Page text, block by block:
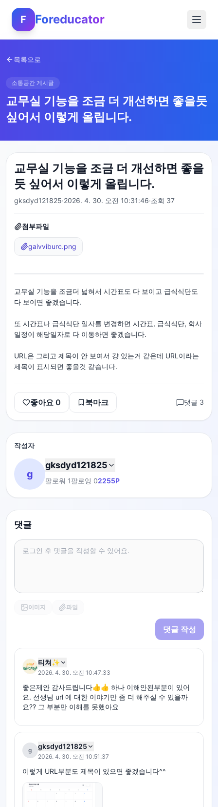
F Foreducator
목록으로
소통공간 게시글
교무실 기능을 조금 더 개선하면 좋을듯
싶어서 이렇게 올립니다.
교무실 기능을 조금 더 개선하면 좋을
듯 싶어서 이렇게 올립니다.
gksdyd121825·2026. 4. 30. 오전 10:31:46·조회 37
첨부파일
gaivviburc.png
교무실 기능을 조금더 넓혀서 시간표도 다 보이고 급식식단도
다 보이면 좋겠습니다.
또 시간표나 급식식단 일자를 변경하면 시간표, 급식식단, 학사
일정이 해당일자로 다 이동하면 좋겠습니다.
URL은 그리고 제목이 안 보여서 걍 있는거 같은데 URL이라는
제목이 표시되면 좋을것 같습니다.
좋아요 0 북마크 댓글 3
작성자
g
gksdyd121825
팔로워 1팔로잉 02255P
댓글
이미지 파일
댓글 작성
티쳐✨
2026. 4. 30. 오전 10:47:33
좋은제안 감사드립니다👍👍 하나 이해안된부분이 있어
요. 선생님 url 에 대한 이야기만 좀 더 해주실 수 있을까
요?? 그 부분만 이해를 못했아요
g gksdyd121825
2026. 4. 30. 오전 10:51:37
이렇게 URL부분도 제목이 있으면 좋겠습니다^^